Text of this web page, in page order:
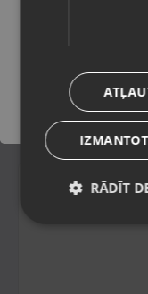
Ogre, Mālkalnes
Stāvoklis Lietots
32.00€
RĀDĪT